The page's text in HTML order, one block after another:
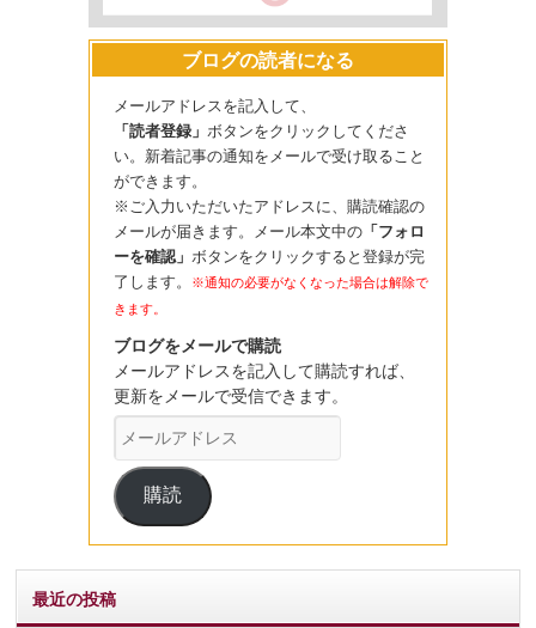
ブログの読者になる
メールアドレスを記入して、
「読者登録」 ボタンをクリックしてくださ
い。新着記事の通知をメールで受け取ること
ができます。
※ご入力いただいたアドレスに、購読確認の
メールが届きます。メール本文中の「フォロ
ーを確認」 ボタンをクリックすると登録が完
了します。
※通知の必要がなくなった場合は解除で
きます。
ブログをメールで購読
メールアドレスを記入して購読すれば、
更新をメールで受信できます。
メ
ー
ル
ア
ド
レ
ス
購読
最近の投稿